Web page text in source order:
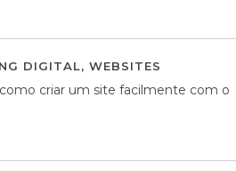
DIGITAL, WEBSITES
criar um site facilmente com o